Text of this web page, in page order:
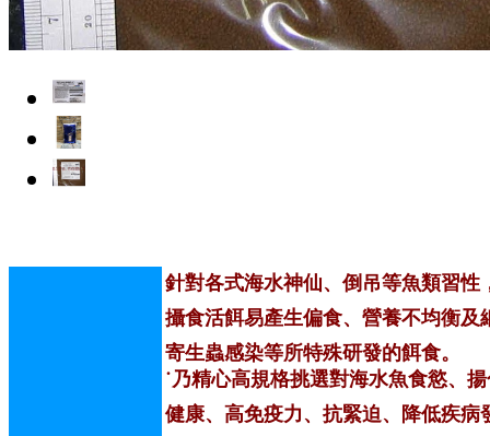
針對各式海水神仙、倒吊等魚類習性
攝食活餌易產生偏食、營養不均衡及
寄生蟲感染等所特殊研發的餌食。
˙乃精心高規格挑選對海水魚食慾、
健康、高免疫力、抗緊迫、降低疾病